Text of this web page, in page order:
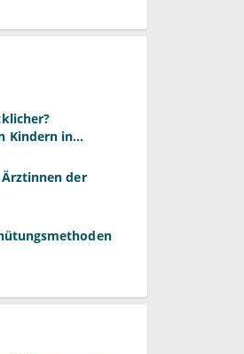
Kindern in
der